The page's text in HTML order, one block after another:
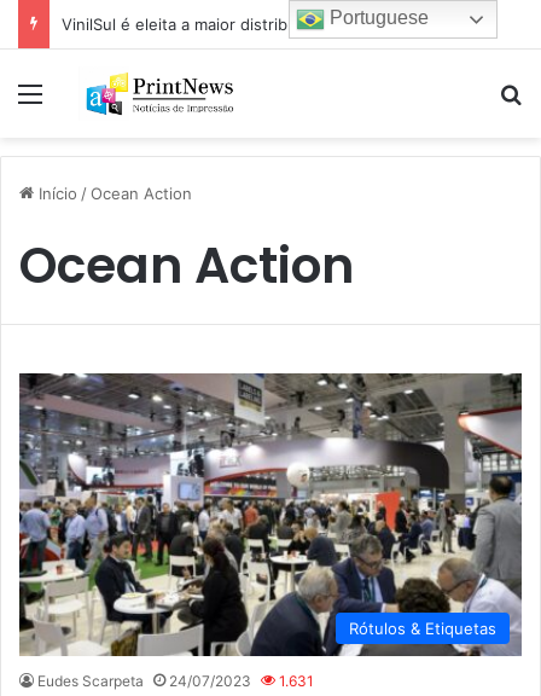
Menu
Início /Ocean Action
Ocean Action
Rótulos & Etiquetas
Eudes Scarpeta 24/07/2023 1.631
Portuguese